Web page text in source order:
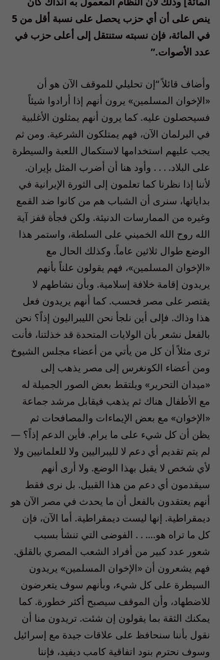
ينص على أن أي حزب يحصل على نسبة أقل من 5
في المائة، فإن نسبته ستنتقل إلى أعلى حزب في
عدد الأصوات.”
وأضاف قائلاً “إن تحليلي للموقف الآن هو أن
«الإخوان المسلمين» يرون أنهم إذا أرادوا شيئاً
فسيحصلون عليه. كما يرون أنهم يمثلون الأغلبية
في البرلمان الآن، فهم يمتلكون الشرعية. ومن ثم
يجب عليهم استخدامها لاستكمال اللعبة والسيطرة
على البلاد. . . . وأود هنا أن أضرب المثل بإيران.
لأننا إذا نظرنا كما تعلمون إلى الثورة الإيرانية في
بداياتها، سنرى أن الشباب هم من كانوا ضد القمع
وغيره من الممارسات الدنيئة. ولكن فجأة قفز آية
الله روح الله الخميني على السلطة، واستمر هذا
الوضع طوال ثلاثين عاماً. وكذلك الحال مع
«الإخوان المسلمين»، فهم يقولون علناً بأنهم
يريدون إقامة خلافة إسلامية. وبأن نشاطهم لا
يقتصر على مصر فحسب. كما أنهم يريدون فعل
هذا وذاك. فإلى أين نلجأ نحن الليبراليون إذاً؟ نحن
بالفعل نشعر بأن الولايات المتحدة قد خذلتنا، فأنت
ترى مثلاً أن كل من يأتي من أعضاء مجلس الشيوخ
ومن أعضاء الكونغرس إلى مصر يذهب إلى
«ميدان التحرير» ويلتقط بعض الصور الجميلة له
مع الأطفال هناك ثم يذهب فيقابل مرشد جماعة
«الإخوان» مع بعض الإيماءات والمصافحات ثم
يظن أن كل شيء على ما يرام. فأين الدعم إذاً؟ —
لم يتم تقديم أي دعم لا لليبراليين ولا للعلمانيين ولا
لأي شخص لا يقبل بهذا الوضع. ولا أرى أنهم
سيقدمون أي دعم من هذا القبيل. بل نرى فقط
أنهم يعتقدون بالفعل أن ما يحدث في مصر الآن هو
ديمقراطية. إنها ليست ديمقراطية. أما الآن، فإن
كل ما تراه هو…. . . الفوضى التي تنشأ بسبب
شعور عدد كبير من أفراد الشعب المصري بالقلق.
فهم يشعرون أن «الإخوان المسلمين» يريدون
السيطرة على كل شيء، وبأنهم سوف يتعرضون
للاضطهاد، وأن الموقف سيصبح أكثر خطورة. كما
يمكنك الثقة بما يقولون إن شئت. تريدون منا أن
نقول بأننا سنحافظ على علاقات جيدة مع إسرائيل
وسوف نحترم بنود اتفاقية كامب ديفيد، فإننا